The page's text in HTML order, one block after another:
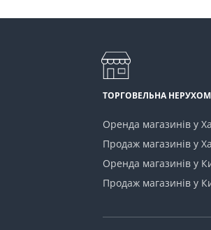
ТОРГОВЕЛЬНА
Оренда магазинів у
Продаж магазинів у
Оренда магазинів у
Продаж магазинів у